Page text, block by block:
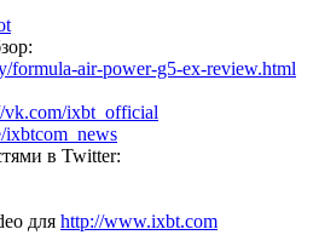
formula-air-power-g5-ex-review.html
vk.com/ixbt_official
ixbtcom_news
в Twitter:
для http://www.ixbt.com